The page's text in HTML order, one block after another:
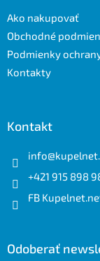
Ako nakupovať
Obchodné
Podmienky
Kontakty
Kontakt
info@
+421 915 898
FB
Odoberať